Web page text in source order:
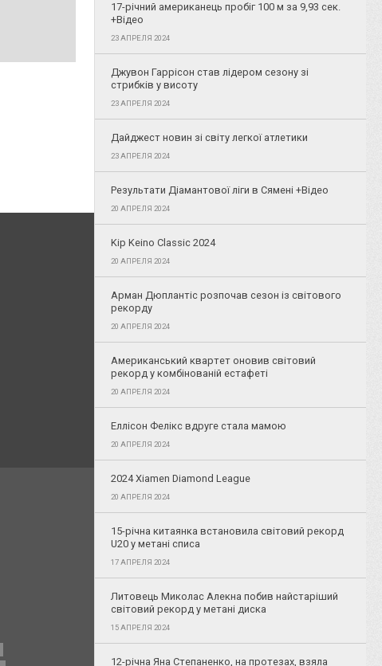
17-річний американець пробіг 100 м за 9,93 сек.
+Відео
23 АПРЕЛЯ 2024
Джувон Гаррісон став лідером сезону зі
стрибків у висоту
23 АПРЕЛЯ 2024
Дайджест новин зі світу легкої атлетики
23 АПРЕЛЯ 2024
Результати Діамантової ліги в Сямені +Відео
20 АПРЕЛЯ 2024
Kip Keino Classic 2024
20 АПРЕЛЯ 2024
Арман Дюплантіс розпочав сезон із світового
рекорду
20 АПРЕЛЯ 2024
Американський квартет оновив світовий
рекорд у комбінованій естафеті
20 АПРЕЛЯ 2024
Еллісон Фелікс вдруге стала мамою
20 АПРЕЛЯ 2024
2024 Xiamen Diamond League
20 АПРЕЛЯ 2024
15-річна китаянка встановила світовий рекорд
U20 у метані списа
17 АПРЕЛЯ 2024
Литовець Миколас Алекна побив найстаріший
світовий рекорд у метані диска
15 АПРЕЛЯ 2024
12-річна Яна Степаненко, на протезах, взяла